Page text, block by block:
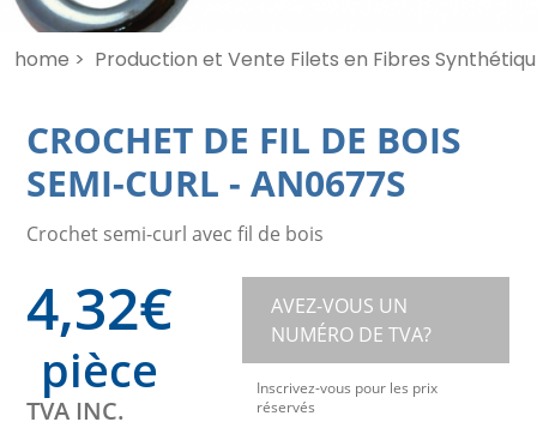
home > Production et Vente Filets en Fibres
CROCHET DE FIL DE BOIS
SEMI-CURL -AN0677S
Crochet semi-curl avec fil de bois
4,32€
pièce
TVA INC.
AVEZ-VOUS UN
NUMÉRO DE TVA?
Inscrivez-vous pour les prix
réservés